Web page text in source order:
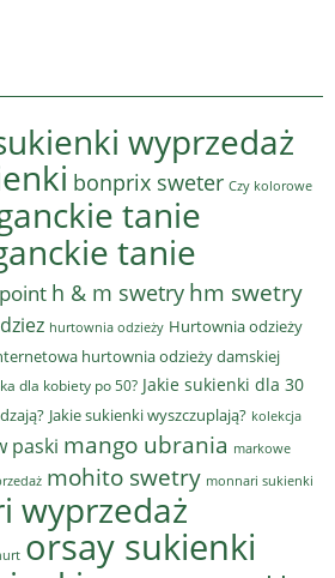
wyprzedaż
bonprix sweter Czy kolorowe
tanie
tanie
h & m swetry hm swetry
hurtownia odzieży Hurtownia odzieży
hurtownia odzieży damskiej
dla kobiety po 50? Jakie sukienki dla 30
Jakie sukienki wyszczuplają? kolekcja
paski mango ubrania markowe
mohito swetry monnari sukienki
wyprzedaż
orsay sukienki